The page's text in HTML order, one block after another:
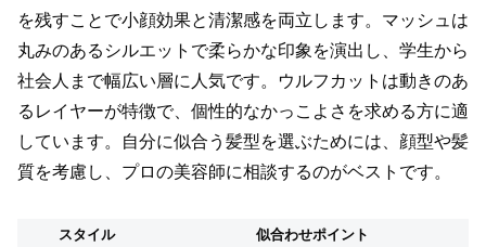
を残すことで小顔効果と清潔感を両立します。マッシュは
丸みのあるシルエットで柔らかな印象を演出し、学生から
社会人まで幅広い層に人気です。ウルフカットは動きのあ
るレイヤーが特徴で、個性的なかっこよさを求める方に適
しています。自分に似合う髪型を選ぶためには、顔型や髪
質を考慮し、プロの美容師に相談するのがベストです。
スタイル
似合わせポイント